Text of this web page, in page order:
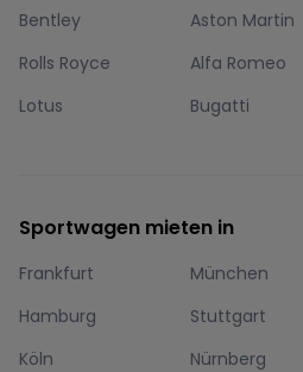
Bentley
Aston Martin
Rolls Royce
Alfa Romeo
Lotus
Bugatti
Sportwagen mieten in
Frankfurt München
Hamburg
Stuttgart
Köln
Nürnberg